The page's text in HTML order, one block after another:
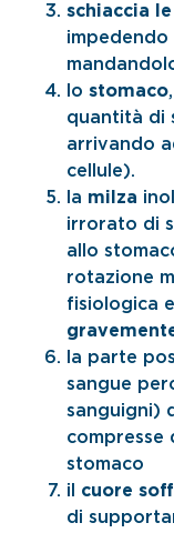
schiaccia
lo stomaco
quantità di
arrivando
cellule).
la milza
irrorato di
allo
rotazione
fisiologica
la parte
sangue
sanguigni)
compresse
stomaco
il cuore
di